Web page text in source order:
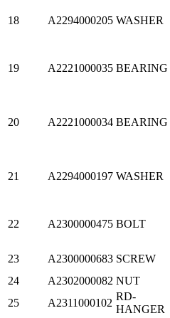
18 A2294000205 WASHER
19 A2221000035 BEARING
20 A2221000034 BEARING
21 A2294000197 WASHER
22 A2300000475 BOLT
23 A2300000683 SCREW
24
A2302000082 NUT
25
A2311000102
RD-
HANGER